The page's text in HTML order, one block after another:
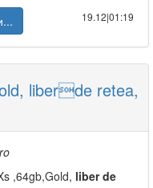
19.12|01:19
liberde retea,
,64gb,Gold, liber de